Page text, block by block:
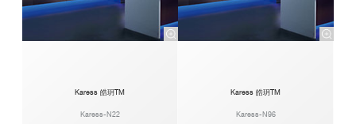
Karess 皓玥TM
Karess-N22
Karess 皓玥TM
Karess-N96